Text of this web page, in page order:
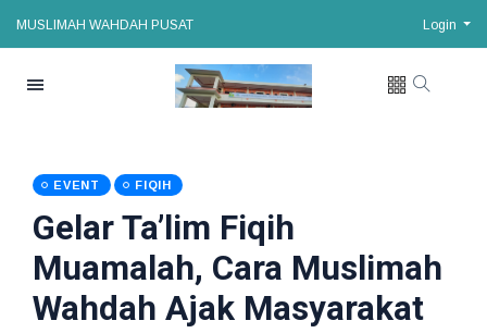
MUSLIMAH WAHDAH PUSAT Login
EVENT FIQIH
Gelar Ta’lim Fiqih
Muamalah, Cara Muslimah
Wahdah Ajak Masyarakat